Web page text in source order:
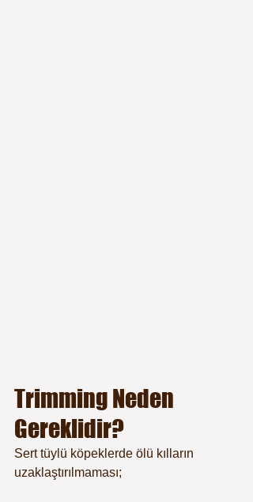
Trimming Neden
Gereklidir?
Sert tüylü köpeklerde ölü kılların
uzaklaştırılmaması;